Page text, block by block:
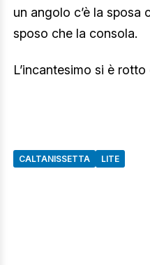
un angolo c’è la sposa
sposo che la consola.
L’incantesimo si è
CALTANISSETTA LITE